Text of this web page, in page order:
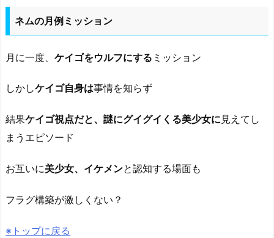
ネムの月例ミッション
月に一度、 ケイゴをウルフにする ミッション
しかしケイゴ自身は事情を知らず
結果ケイゴ視点だと、謎にグイグイくる美少女に 見えてし
まうエピソード
お互いに美少女、イケメンと認知する場面も
フラグ構築が激しくない？
※トップに戻る